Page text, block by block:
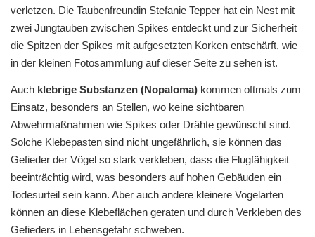
verletzen. Die Taubenfreundin Stefanie Tepper hat ein Nest mit
zwei Jungtauben zwischen Spikes entdeckt und zur Sicherheit
die Spitzen der Spikes mit aufgesetzten Korken entschärft, wie
in der kleinen Fotosammlung auf dieser Seite zu sehen ist.
Auch klebrige Substanzen (Nopaloma) kommen oftmals zum
Einsatz, besonders an Stellen, wo keine sichtbaren
Abwehrmaßnahmen wie Spikes oder Drähte gewünscht sind.
Solche Klebepasten sind nicht ungefährlich, sie können das
Gefieder der Vögel so stark verkleben, dass die Flugfähigkeit
beeinträchtig wird, was besonders auf hohen Gebäuden ein
Todesurteil sein kann. Aber auch andere kleinere Vogelarten
können an diese Klebeflächen geraten und durch Verkleben des
Gefieders in Lebensgefahr schweben.